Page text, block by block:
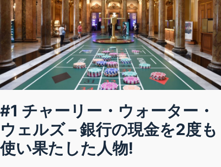
#1 チャーリー・ウォーター・
ウェルズ – 銀行の現金を2度も
使い果たした人物!